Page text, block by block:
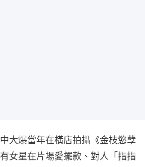
大爆當年在橫店拍攝《金枝慾孽
女星在片場愛擺款、對人「指指